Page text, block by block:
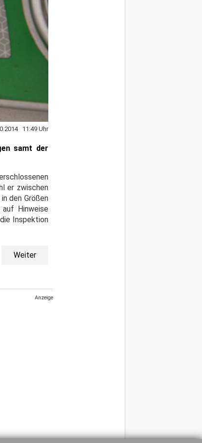
11:49 Uhr
samt der
er zwischen
den Größen
Hinweise
Inspektion
Weiter
Anzeige